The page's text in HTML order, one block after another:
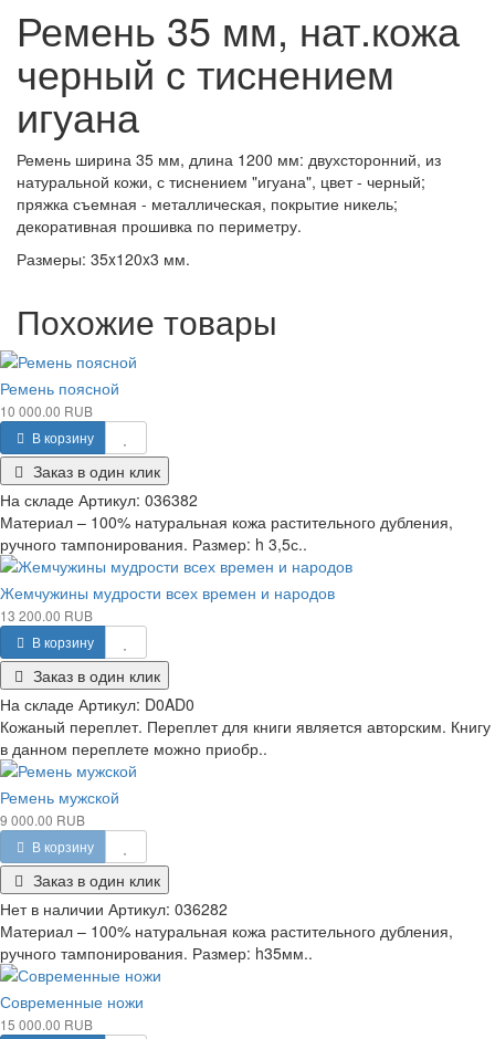
Ремень 35 мм, нат.кожа
черный с тиснением
игуана
Ремень ширина 35 мм, длина 1200 мм: двухсторонний, из
натуральной кожи, с тиснением "игуана", цвет - черный;
пряжка съемная - металлическая, покрытие никель;
декоративная прошивка по периметру.
Размеры: 35x120x3 мм.
Похожие товары
Ремень поясной
10 000.00 RUB
В корзину
Заказ в один клик
На складе Артикул: 036382
Материал – 100% натуральная кожа растительного дубления,
ручного тампонирования. Размер: h 3,5с..
Жемчужины мудрости всех времен и народов
13 200.00 RUB
В корзину
Заказ в один клик
На складе Артикул: D0AD0
Кожаный переплет. Переплет для книги является авторским. Книгу
в данном переплете можно приобр..
Ремень мужской
9 000.00 RUB
В корзину
Заказ в один клик
Нет в наличии Артикул: 036282
Материал – 100% натуральная кожа растительного дубления,
ручного тампонирования. Размер: h35мм..
Современные ножи
15 000.00 RUB